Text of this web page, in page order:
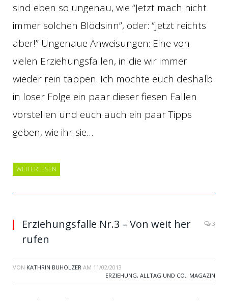
sind eben so ungenau, wie “Jetzt mach nicht
immer solchen Blödsinn”, oder: “Jetzt reichts
aber!” Ungenaue Anweisungen: Eine von
vielen Erziehungsfallen, in die wir immer
wieder rein tappen. Ich möchte euch deshalb
in loser Folge ein paar dieser fiesen Fallen
vorstellen und euch auch ein paar Tipps
geben, wie ihr sie…
WEITERLESEN
Erziehungsfalle Nr.3 – Von weit her
rufen
3
VON KATHRIN BUHOLZER AM 11/02/2013
ERZIEHUNG, ALLTAG UND CO., MAGAZIN